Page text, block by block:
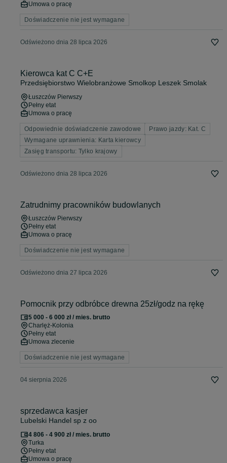
Umowa o pracę
Doświadczenie nie jest wymagane
Odświeżono dnia 28 lipca 2026
Kierowca kat C C+E
Przedsiębiorstwo Wielobranżowe Smolkop Leszek Smolak
Łuszczów Pierwszy
Pełny etat
Umowa o pracę
Odpowiednie doświadczenie zawodowe
Prawo jazdy: Kat. C
Wymagane uprawnienia: Karta kierowcy
Zasięg transportu: Tylko krajowy
Odświeżono dnia 28 lipca 2026
Zatrudnimy pracowników budowlanych
Łuszczów Pierwszy
Pełny etat
Umowa o pracę
Doświadczenie nie jest wymagane
Odświeżono dnia 27 lipca 2026
Pomocnik przy odbróbce drewna 25zł/godz na rękę
5 000 - 6 000 zł / mies. brutto
Charlęż-Kolonia
Pełny etat
Umowa zlecenie
Doświadczenie nie jest wymagane
04 sierpnia 2026
sprzedawca kasjer
Lubelski Handel sp z oo
4 806 - 4 900 zł / mies. brutto
Turka
Pełny etat
Umowa o pracę